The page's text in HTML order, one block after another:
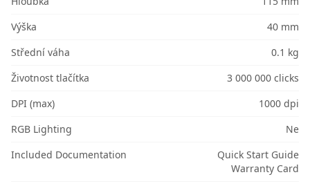
Výška
40 mm
Střední váha
0.1 kg
Životnost tlačítka
3 000 000 clicks
DPI (max)
1000 dpi
RGB Lighting
Ne
Included Documentation
Quick Start Guide
Warranty Card